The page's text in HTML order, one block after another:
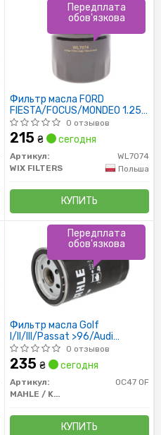
Фильтр масла FORD
FIESTA/FOCUS/MONDEO 1.25-
2.0 07/90-; VOLVO
C30/S40/V50 1.6 AMULET
0 отзывов
215 ₴ сегодня
Артикул:
WL7074
WIX FILTERS
Польша
КУПИТЬ
Передплата
обов'язкова
Фильтр масла Golf
I/II/III/Passat >96/Audi
80/100 >94/A6 >97
0 отзывов
235 ₴ сегодня
Артикул:
OC47 OF
MAHLE / KNECHT
КУПИТЬ
Передплата
обов'язкова